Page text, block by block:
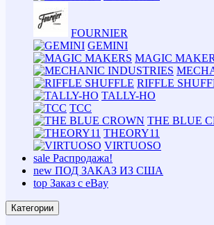
FOURNIER
GEMINI
MAGIC
RIFFLE
TALLY-HO
TCC
THE BLUE
THEORY11
VIRTUOSO
sale Распродажа!
new ПОД ЗАКАЗ ИЗ США
top Заказ с eBay
Категории